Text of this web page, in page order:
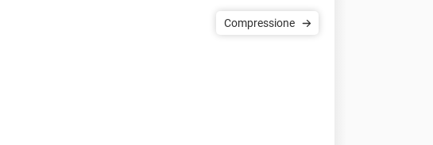
Compressione